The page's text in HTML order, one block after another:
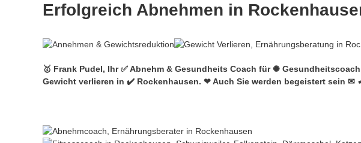
Erfolgreich Abnehmen in
🥇 Frank Pudel, Ihr ✅ Abnehm & Gesundheits Coach für ✺
Gewicht verlieren in ✔️ Rockenhausen. ❤ Auch Sie werden begeistert sein ✉